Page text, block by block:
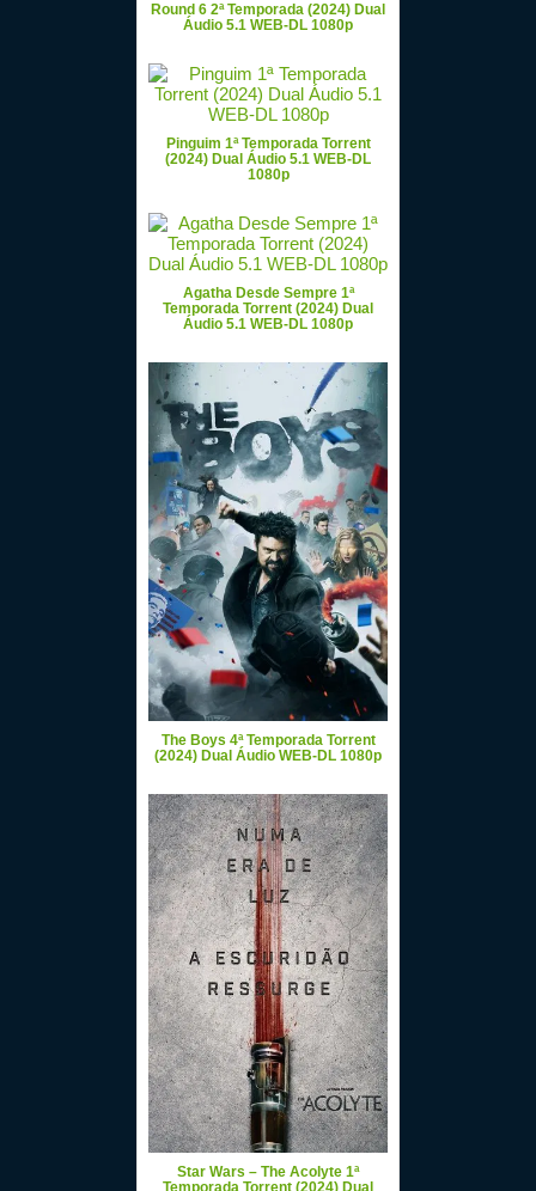
Round 6 2ª Temporada (2024) Dual
Áudio 5.1 WEB-DL 1080p
Pinguim 1ª Temporada Torrent
(2024) Dual Áudio 5.1 WEB-DL
1080p
Agatha Desde Sempre 1ª
Temporada Torrent (2024) Dual
Áudio 5.1 WEB-DL 1080p
The Boys 4ª Temporada Torrent
(2024) Dual Áudio WEB-DL 1080p
Star Wars – The Acolyte 1ª
Temporada Torrent (2024) Dual